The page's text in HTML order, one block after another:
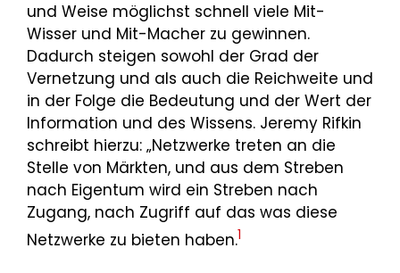
und Weise möglichst schnell viele Mit-
Wisser und Mit-Macher zu gewinnen.
Dadurch steigen sowohl der Grad der
Vernetzung und als auch die Reichweite und
in der Folge die Bedeutung und der Wert der
Information und des Wissens. Jeremy Rifkin
schreibt hierzu: „Netzwerke treten an die
Stelle von Märkten, und aus dem Streben
nach Eigentum wird ein Streben nach
Zugang, nach Zugriff auf das was diese
Netzwerke zu bieten haben.1